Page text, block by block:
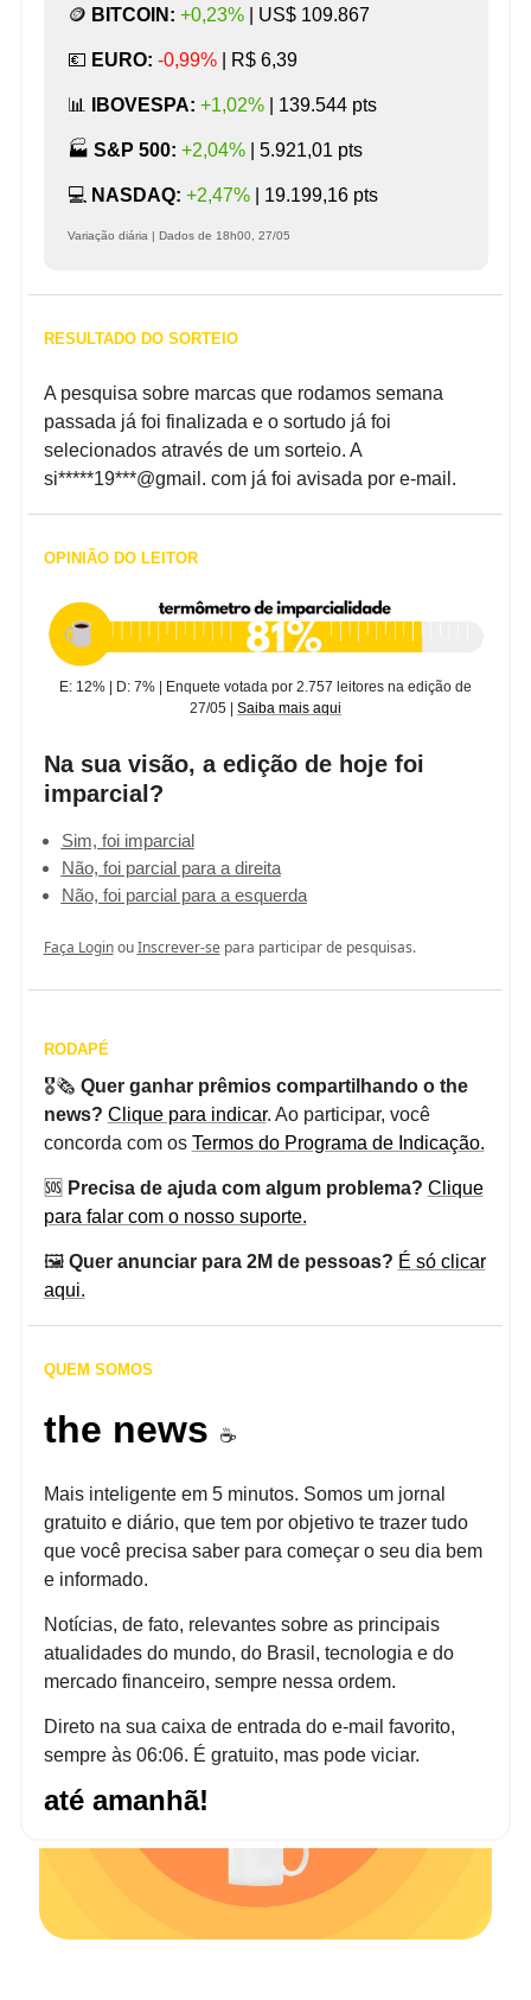
🪙 BITCOIN: +0,23% US$ 109.867
💶 EURO: -0,99% R$ 6,39
📊 IBOVESPA: +1,02%| 139.544 pts
🏭️ S&P 500: +2,04%| 5.921,01 pts
💻️ NASDAQ: +2,47%| 19.199,16 pts
Variação diária | Dados de 18h00, 27/05
RESULTADO DO SORTEIO
A pesquisa sobre marcas que rodamos semana
passada já foi finalizada e o sortudo já foi
selecionados através de um sorteio. A
si*****19***@gmail. com já foi avisada por e-mail.
OPINIÃO DO LEITOR
E: 12% | D: 7% | Enquete votada por 2.757 leitores na edição de
27/05 | Saiba mais aqui
Na sua visão, a edição de hoje foi
imparcial?
Sim, foi imparcial
Não, foi parcial para a direita
Não, foi parcial para a esquerda
Faça LoginouInscrever-separa participar de pesquisas.
RODAPÉ
🎖️🗞️ Quer ganhar prêmios compartilhando o the
news? Clique para indicar. Ao participar, você
concorda com os Termos do Programa de Indicação.
🆘 Precisa de ajuda com algum problema? Clique
para falar com o nosso suporte.
🖼️ Quer anunciar para 2M de pessoas? É só clicar
aqui.
QUEM SOMOS
the news ☕️
Mais inteligente em 5 minutos. Somos um jornal
gratuito e diário, que tem por objetivo te trazer tudo
que você precisa saber para começar o seu dia bem
e informado.
Notícias, de fato, relevantes sobre as principais
atualidades do mundo, do Brasil, tecnologia e do
mercado financeiro, sempre nessa ordem.
Direto na sua caixa de entrada do e-mail favorito,
sempre às 06:06. É gratuito, mas pode viciar.
até amanhã!